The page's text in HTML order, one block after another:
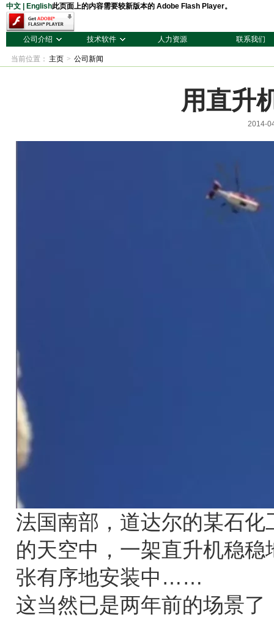
中文 English此页面上的内容需要较新版本的 Adobe Flash Player。
公司介绍 技术软件 人力资源 联系我们
当前位置： 主页 > 公司新闻
用直升
2014-
法国南部，道达尔的某石
的天空中，一架直升机稳
张有序地安装中……
这当然已是两年前的场景了